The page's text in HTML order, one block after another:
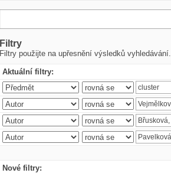
Filtry
Filtry použijte na upřesnění výsledků vyhledávání.
Aktuální filtry:
Nové filtry: